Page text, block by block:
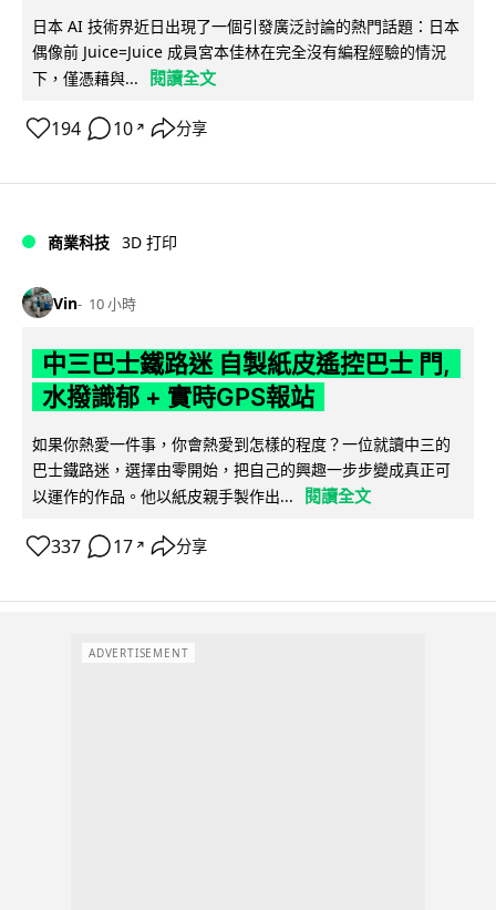
日本 AI 技術界近日出現了一個引發廣泛討論的熱門話題：日本
偶像前 Juice=Juice 成員宮本佳林在完全沒有編程經驗的情況
下，僅憑藉與...
閱讀全文
194 10 ↗ 分享
商業科技 3D 打印
Vin 10 小時
中三巴士鐵路迷 自製紙皮遙控巴士 門,
水撥識郁 + 實時GPS報站
如果你熱愛一件事，你會熱愛到怎樣的程度？一位就讀中三的
巴士鐵路迷，選擇由零開始，把自己的興趣一步步變成真正可
以運作的作品。他以紙皮親手製作出...
閱讀全文
337 17 ↗ 分享
ADVERTISEMENT